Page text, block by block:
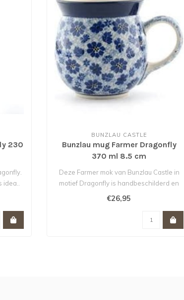
230
BUNZLAU CASTLE
Bunzlau mug Farmer Dragonfly
370 ml 8.5 cm
Deze Farmer mok van Bunzlau Castle in
motief Dragonfly is handbeschilderd en
he..
€26,95